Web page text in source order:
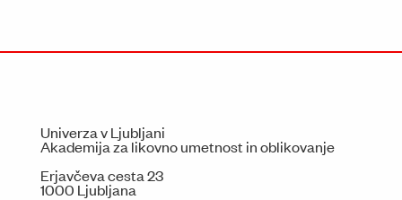
Univerza v Ljubljani
Akademija za likovno umetnost in oblikovanje
Erjavčeva cesta 23
1000 Ljubljana